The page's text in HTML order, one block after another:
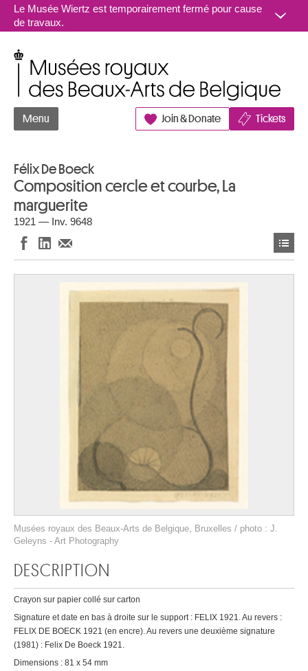
Aller au contenu
Le Musée Wiertz est temporairement fermé pour cause
de travaux.
Menu Join & Donate Tickets
Félix De Boeck
Composition cercle et courbe, La
marguerite
1921 — Inv. 9648
Musées royaux des Beaux-Arts de Belgique, Bruxelles / photo : J.
Geleyns - Art Photography
DESCRIPTION
Crayon sur papier collé sur carton
Signature et date en bas à droite sur le support : FELIX 1921. Au revers :
FELIX DE BOECK 1921 (en encre). Au revers une deuxième signature
(1981) : Felix De Boeck 1921.
Dimensions : 81 x 54 mm